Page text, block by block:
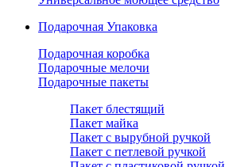
Подарочная Упаковка
Подарочная коробка
Подарочные мелочи
Подарочные пакеты
Пакет блестящий
Пакет майка
Пакет с вырубной ручкой
Пакет с петлевой ручкой